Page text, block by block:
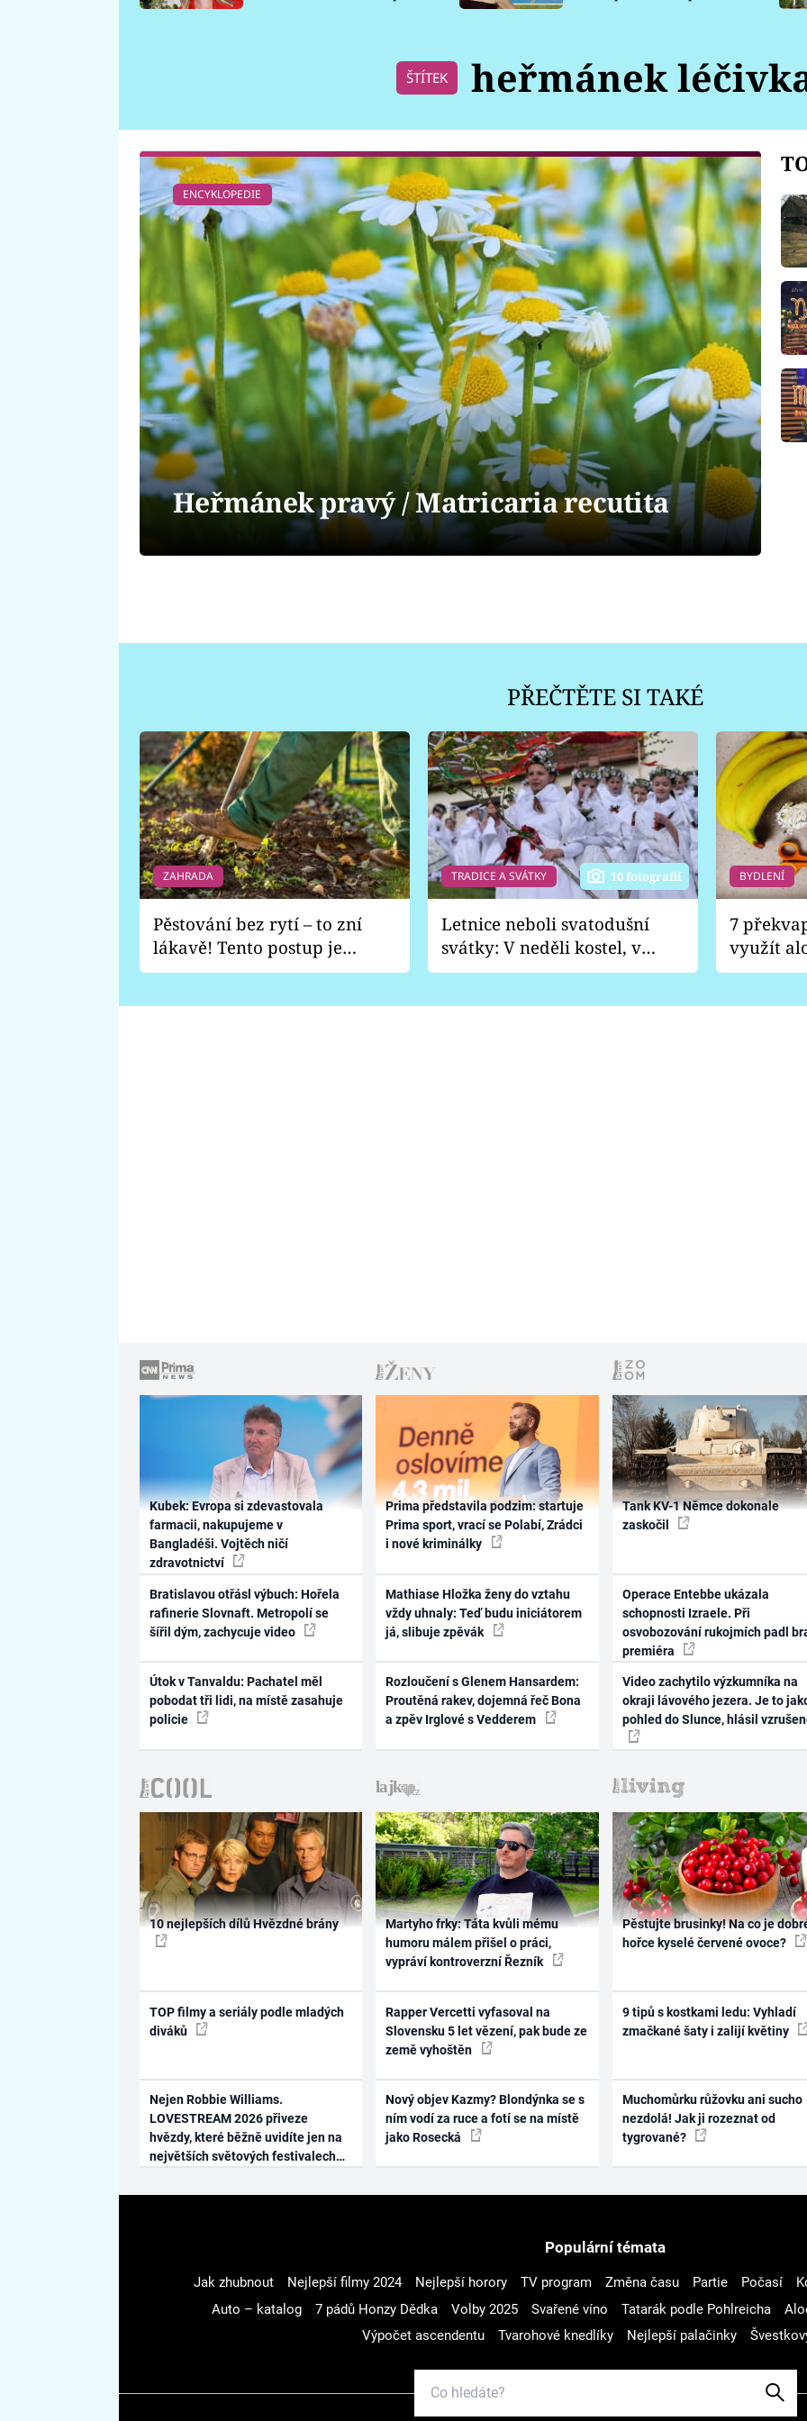
ŠTÍTEK heřmánek
ENCYKLOPEDIE
Heřmánek pravý / Matricaria recutita
PŘEČTĚTE SI TAKÉ
ZAHRADA
Pěstování bez rytí – to zní
lákavě! Tento postup je
vhodný jen pro některé
TRADICE A SVÁTKY 10 fotografií
Letnice neboli svatodušní
svátky: V neděli kostel, v
pondělí zábava
BYDLENÍ
7
využít
Kubek: Evropa si zdevastovala
farmacii, nakupujeme v
Bangladéši. Vojtěch ničí
zdravotnictví
Bratislavou otřásl výbuch: Hořela
rafinerie Slovnaft. Metropolí se
šířil dým, zachycuje video
Útok v Tanvaldu: Pachatel měl
pobodat tři lidi, na místě zasahuje
policie
Prima představila podzim: startuje
Prima sport, vrací se Polabí, Zrádci
i nové kriminálky
Mathiase Hložka ženy do vztahu
vždy uhnaly: Teď budu iniciátorem
já, slibuje zpěvák
Rozloučení s Glenem Hansardem:
Proutěná rakev, dojemná řeč Bona
a zpěv Irglové s Vedderem
Tank KV-1 Němce dokonale
zaskočil
Operace Entebbe ukázala
schopnosti Izraele. Při
osvobozování rukojmích padl
premiéra
Video zachytilo výzkumníka na
okraji lávového jezera. Je to
pohled do Slunce, hlásil
10 nejlepších dílů Hvězdné brány
TOP filmy a seriály podle mladých
diváků
Nejen Robbie Williams.
LOVESTREAM 2026 přiveze
hvězdy, které běžně uvidíte jen na
největších světových festivalech
Martyho frky: Táta kvůli mému
humoru málem přišel o práci,
vypráví kontroverzní Řezník
Rapper Vercetti vyfasoval na
Slovensku 5 let vězení, pak bude ze
země vyhoštěn
Nový objev Kazmy? Blondýnka se s
ním vodí za ruce a fotí se na místě
jako Rosecká
Pěstujte brusinky! Na co je
hořce kyselé červené ovoce?
9 tipů s kostkami ledu: Vyhladí
zmačkané šaty i zalijí květiny
Muchomůrku růžovku ani sucho
nezdolá! Jak ji rozeznat od
tygrované?
Populární témata
Jak zhubnout Nejlepší filmy 2024 Nejlepší horory TV program Změna času Partie Počasí
Auto – katalog
7 pádů Honzy Dědka Volby 2025 Svařené víno Tatarák podle Pohlreicha
Výpočet ascendentu
Tvarohové knedlíky Nejlepší palačinky